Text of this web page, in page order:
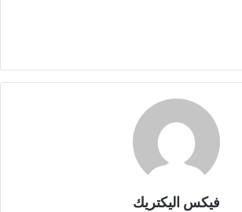
فيكس اليكتريك